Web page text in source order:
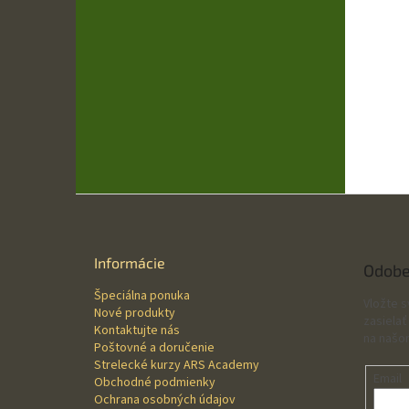
Informácie
Špeciálna ponuka
Nové produkty
Kontaktujte nás
Poštovné a doručenie
Strelecké kurzy ARS Academy
Obchodné podmienky
Ochrana osobných údajov